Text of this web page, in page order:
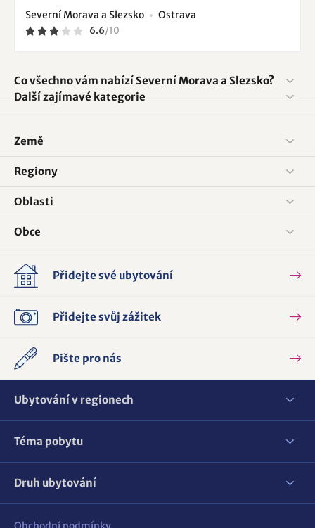
Severní Morava a Slezsko Ostrava
6.6/10
Co všechno vám nabízí Severní Morava a Slezsko?
Další zajímavé kategorie
Země
Regiony
Oblasti
Obce
Přidejte své ubytování
Přidejte svůj zážitek
Pište pro nás
Ubytování v regionech
Téma pobytu
Druh ubytování